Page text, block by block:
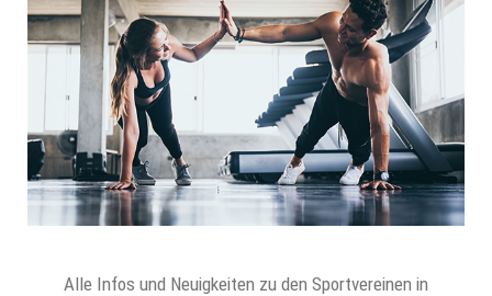
Alle Infos und Neuigkeiten zu den Sportvereinen in